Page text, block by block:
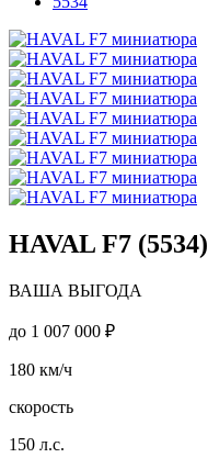
HAVAL F7 (5534)
ВАША ВЫГОДА
до 1 007 000 ₽
180 км/ч
скорость
150 л.с.